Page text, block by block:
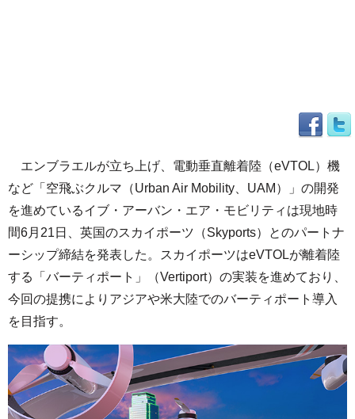
エンブラエルが立ち上げ、電動垂直離着陸（eVTOL）機
など「空飛ぶクルマ（Urban Air Mobility、UAM）」の開発
を進めているイブ・アーバン・エア・モビリティは現地時
間6月21日、英国のスカイポーツ（Skyports）とのパートナ
ーシップ締結を発表した。スカイポーツはeVTOLが離着陸
する「バーティポート」（Vertiport）の実装を進めており、
今回の提携によりアジアや米大陸でのバーティポート導入
を目指す。